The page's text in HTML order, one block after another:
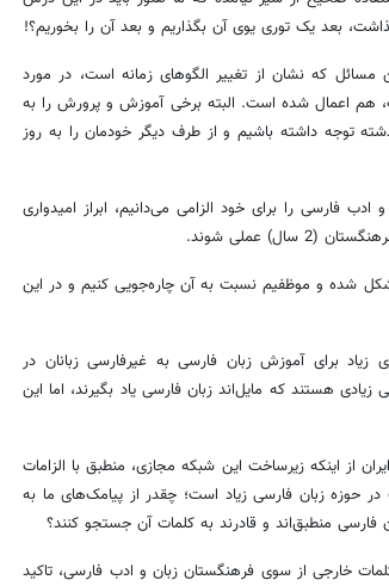
بعد یک توری یوی آن بگذاریم و بعد آن را بخوریم؟!
که نشان از تغییر الگوهای زمانه است، در مورد
هم اعمال شده است. البته برخی آموزش و پرورش را به
توجه داشته باشیم و از طرف دیگر خودمان را به روز
فارسی را برای خود الزامی می‌دانیم، ابراز امیدواری
عملی شوند.
شده و موظفیم نسبت به آن چاره‌جویی کنیم و در این
برای آموزش زبان فارسی به غیرفارسی زبانان در
هستند که مایل‌اند زبان فارسی یاد بگیرند، اما این
از اینکه زیرساخت این شبکه مجازی، منطبق با الزامات
حوزه زبان فارسی زیاد است؛ چقدر از پیامک‌های ما به
منطبق‌اند و قادرند به کلمات آن جستجو کنند؟
واژه معادل برای کلمات خارجی از سوی فرهنگستان زبان و ادب فارسی، تاکید
روزنامه‌های ورزشی پنج‌شنبه ۱۵ مرداد ۱۴۰۵